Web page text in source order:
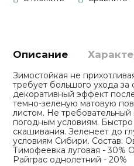
Описание
Зимостойкая не
требует большого ухода
декоративный эффект
темно-зеленую матовую
листом. Не требовательный
погодным условиям. Быстро
скашивания. Зеленеет до
условиям Сибири. Состав:
Тимофеевка луговая - 30%
Райграс однолетний - 20%